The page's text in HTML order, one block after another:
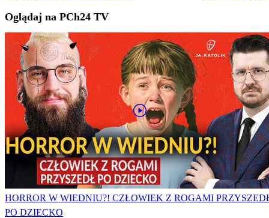
Oglądaj na PCh24 TV
HORROR W WIEDNIU?! CZŁOWIEK Z ROGAMI
PO DZIECKO